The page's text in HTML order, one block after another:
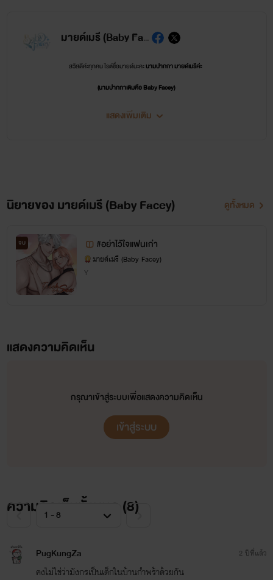
มายด์เมรี (Baby Facey)
สวัสดีค่ะทุกคน ไรต์ชื่อมายด์นะคะนามปากกา มายด์เมรีค่ะ
(นามปากกาเดิมคือ Baby Facey)
ขอฝากเนื้อฝากตัวด้วยนะคะ ขอบคุณทุกคนที่แวะมาอ่านและสนับสนุนนิยายของมายด์มากๆ เลยน้า
แสดงเพิ่มเติม
นิยายของ มายด์เมรี (Baby Facey) ดูทั้งหมด
จบ #อย่าไว้ใจแฟนเก่า
มายด์เมรี (Baby Facey)
Y
แสดงความคิดเห็น
กรุณาเข้าสู่ระบบเพื่อแสดงความคิดเห็น
เข้าสู่ระบบ
ความคิดเห็นทั้งหมด (8)
PugKungZa
คงไม่ใช่ว่ามังกรเป็นเด็กในบ้านกำพร้าด้วยกัน
2 ปีที่แล้ว